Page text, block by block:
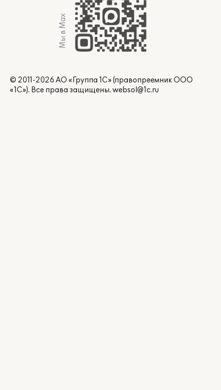
Мы в Max
© 2011-2026 АО «Группа 1С» (правопреемник ООО
«1С»). Все права защищены. websol@1c.ru